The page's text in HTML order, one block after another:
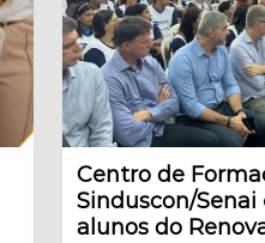
Centro de
Sinduscon/
alunos do